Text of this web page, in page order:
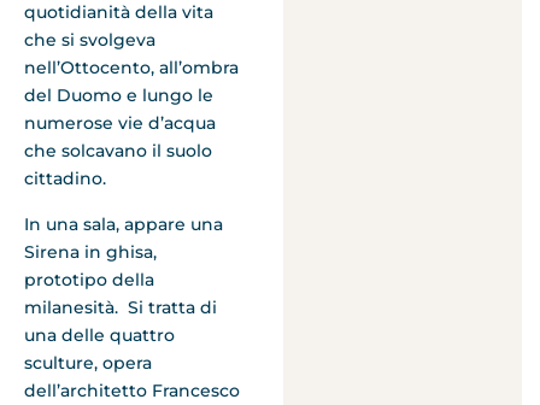
quotidianità della vita
che si svolgeva
nell’Ottocento, all’ombra
del Duomo e lungo le
numerose vie d’acqua
che solcavano il suolo
cittadino.
In una sala, appare una
Sirena in ghisa,
prototipo della
milanesità. Si tratta di
una delle quattro
sculture, opera
dell’architetto Francesco